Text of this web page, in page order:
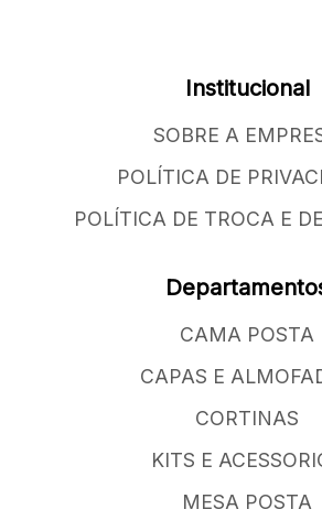
Institucional
SOBRE A
POLÍTICA DE
POLÍTICA DE TROCA E
CAMA POSTA
CAPAS E
CORTINAS
KITS E
MESA POSTA